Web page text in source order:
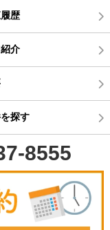
歴
介
探す
8555